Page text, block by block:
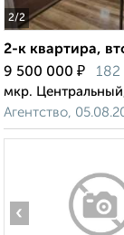
2/2
2-к квартира,
9 500 000 ₽ 182
мкр.
Агентство,
‹